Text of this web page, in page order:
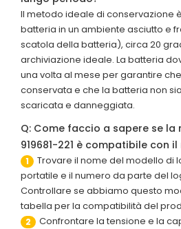
Il metodo ideale di conservazione
batteria in un ambiente asciutto e
scatola della batteria), circa 20
archiviazione ideale. La batteria
una volta al mese per garantire
conservata e che la batteria non
scaricata e danneggiata.
Q: Come faccio a sapere se la
919681-221 è compatibile con
1
Trovare il nome del modello di
portatile e il numero da parte del
Controllare se abbiamo questo
tabella per la compatibilità del
2
Confrontare la tensione e la